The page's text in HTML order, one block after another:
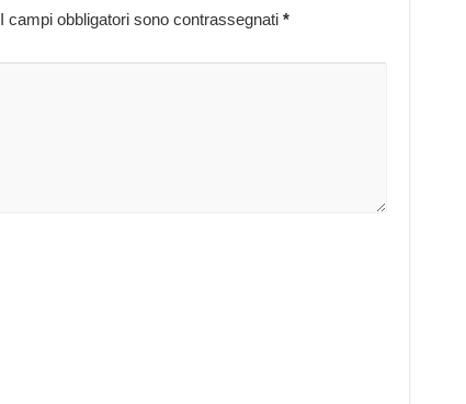
I campi obbligatori sono contrassegnati *